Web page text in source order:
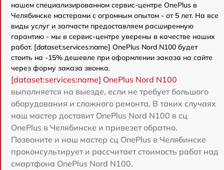
нашем специализированном сервис-центре OnePlus в
Челябинске мастерами с огромным опытом - от 5 лет. На все
виды услуг и запчасти предоставляем расширенную
гарантию - мы в сервис-центре уверены в качестве наших
работ. [dataset:services:name] OnePlus Nord N100 будет
стоить на -15% дешевле при оформлении заказа на сайте
через форму заказа звонка.
[dataset:services:name] OnePlus Nord N100
выполняется на выезде, если не требует большого
оборудования и сложного ремонта. В таких случаях
наш мастер доставит OnePlus Nord N100 в сц
OnePlus в Челябинске и привезет обратно.
Позвоните и наш мастер сц OnePlus в Челябинске
проконсультирует и рассчитает стоимость работ над
смартфона OnePlus Nord N100.